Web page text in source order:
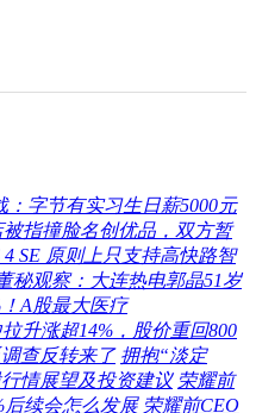
字节有实习生日薪5000元
指撞脸名创优品，双方暂
SE 原则上只支持高快路智
秘观察：大连热电郭晶51岁
A股最大医疗
升涨超14%，股价重回800
查反转来了 拥抱“淡定
情展望及投资建议 荣耀前
后续会怎么发展 荣耀前CEO